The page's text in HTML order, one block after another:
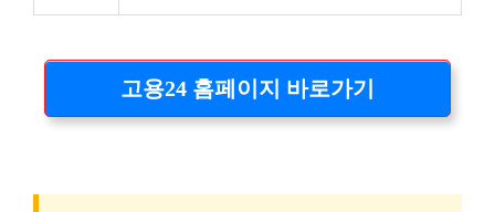
고용24 홈페이지 바로가기